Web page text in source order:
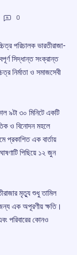
0
পরিচালক ভারতীরাজা-
সিদ্ধান্ত সংক্রান্ত
নির্মাতা ও সমাজসেবী
৯টা ৩০ মিনিটে একটি
ও বিনোদন মহলে
প্রকাশিত এক বার্তায়
পিছিয়ে ১২ জুন
মৃত্যু শুধু তামিল
এক অপূরণীয় ক্ষতি।
পরিবারের কোনও